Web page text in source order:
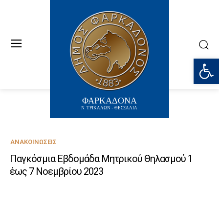
ΦΑΡΚΑΔΟΝΑ
Ν. ΤΡΙΚΑΛΩΝ - ΘΕΣΣΑΛΙΑ
ΑΝΑΚΟΙΝΏΣΕΙΣ
Παγκόσμια Εβδομάδα Μητρικού Θηλασμού 1
έως 7 Νοεμβρίου 2023